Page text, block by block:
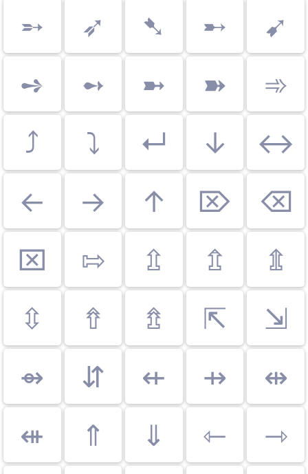
➵ ➶ ➷ ➸
➹
➺
➻ ➼ ➽
➾
⤴
⤵ ↵ ↓
↔
←
→ ↑ ⌦
⌫
⌧
⇰ ⇫ ⇬
⇭
⇳
⇮ ⇯ ⇱
⇲
⇴
⇵ ⇷ ⇸
⇹
⇺
⇑ ⇓ ⇽
⇾